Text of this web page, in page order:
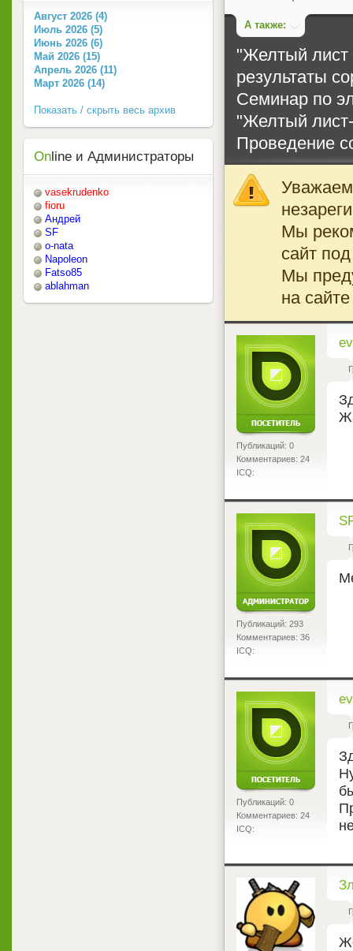
А также:
"Желтый лист
результаты
Семинар по
"Желтый
Проведение
Мы
сайт
Мы
на
Публикаций: 0
Комментариев: 24
ICQ:
Публикаций: 293
Комментариев: 36
ICQ:
Публикаций: 0
Комментариев: 24
ICQ:
Август 2026 (4)
Июль 2026 (5)
Июнь 2026 (6)
Май 2026 (15)
Апрель 2026 (11)
Март 2026 (14)
Показать / скрыть весь архив
On line и Администраторы
vasekrudenko
fioru
Андрей
SF
o-nata
Napoleon
Fatso85
ablahman